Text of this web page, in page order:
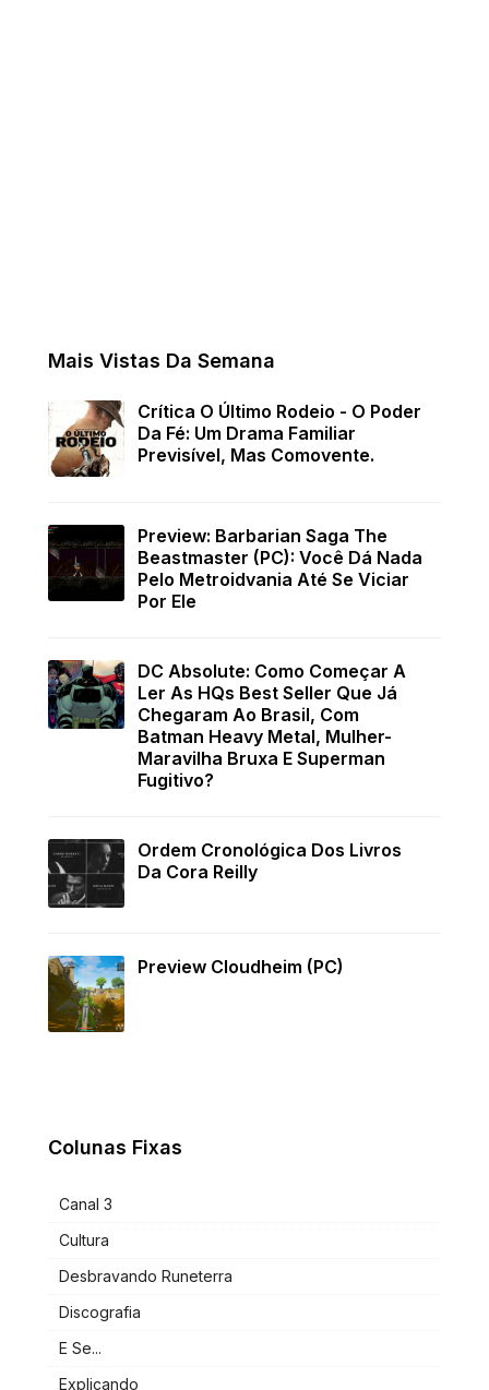
Mais Vistas Da Semana
Crítica O Último Rodeio - O Poder
Da Fé: Um Drama Familiar
Previsível, Mas Comovente.
Preview: Barbarian Saga The
Beastmaster (PC): Você Dá Nada
Pelo Metroidvania Até Se Viciar
Por Ele
DC Absolute: Como Começar A
Ler As HQs Best Seller Que Já
Chegaram Ao Brasil, Com
Batman Heavy Metal, Mulher-
Maravilha Bruxa E Superman
Fugitivo?
Ordem Cronológica Dos Livros
Da Cora Reilly
Preview Cloudheim (PC)
Colunas Fixas
Canal 3
Cultura
Desbravando Runeterra
Discografia
E Se...
Explicando